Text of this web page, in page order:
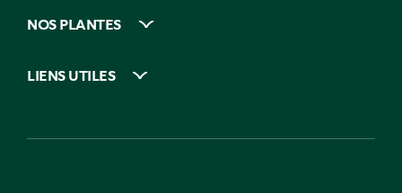
NOS PLANTES
LIENS UTILES